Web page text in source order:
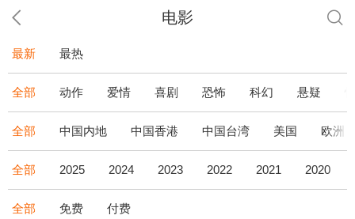
电影
最新 最热
全部 动作 爱情 喜剧 恐怖 科幻 悬疑
全部 中国内地 中国香港 中国台湾 美国 欧洲
全部 2025 2024 2023 2022 2021 2020
全部 免费 付费